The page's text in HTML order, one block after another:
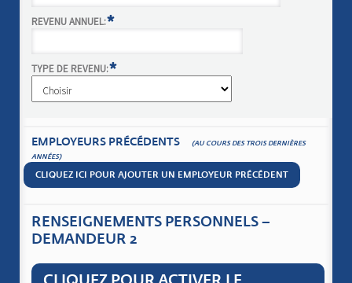
REVENU ANNUEL:*
TYPE DE REVENU:*
EMPLOYEURS PRÉCÉDENTS
(AU COURS DES TROIS DERNIÈRES
ANNÉES)
CLIQUEZ ICI POUR AJOUTER UN EMPLOYEUR PRÉCÉDENT
RENSEIGNEMENTS PERSONNELS –
DEMANDEUR 2